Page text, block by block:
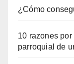
¿Cómo
10 razones
parroquial de